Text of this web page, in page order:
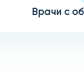
Врачи с